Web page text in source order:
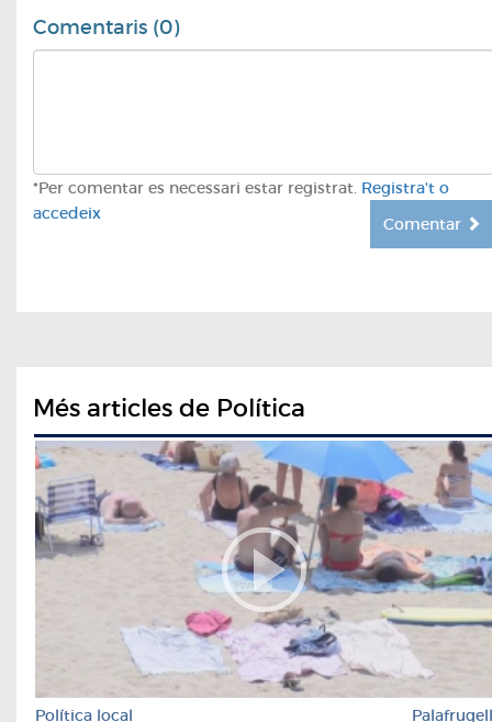
Comentaris (0)
*Per comentar es necessari estar registrat. Registra't o
accedeix
Comentar
Més articles de Política
Política local Palafrugell